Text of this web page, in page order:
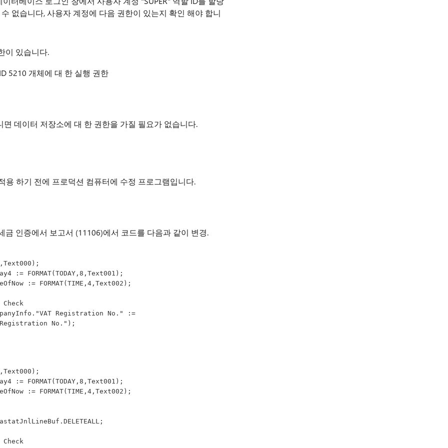
없습니다, 사용자 계정에 다음 권한이 있는지 확인 해야 합니
이 있습니다.
5210 개체에 대 한 실행 권한
데이터 저장소에 대 한 권한을 가질 필요가 없습니다.
용 하기 전에 프로덕션 컴퓨터에 수정 프로그램입니다.
금 인증에서 보고서 (11106)에서 코드를 다음과 같이 변경.
Today4 := FORMAT(TODAY,8,Text001);
TimeOfNow := FORMAT(TIME,4,Text002);
// UID Check
Registration No.");
Today4 := FORMAT(TODAY,8,Text001);
TimeOfNow := FORMAT(TIME,4,Text002);
IntrastatJnlLineBuf.DELETEALL;
// UID Check